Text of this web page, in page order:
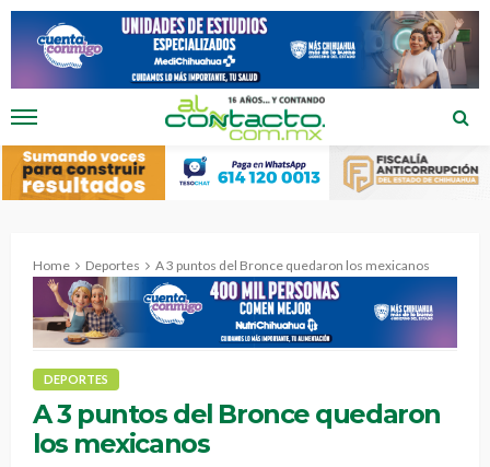
Home Deportes A 3 puntos del Bronce quedaron los mexicanos
DEPORTES
A 3 puntos del Bronce quedaron
los mexicanos